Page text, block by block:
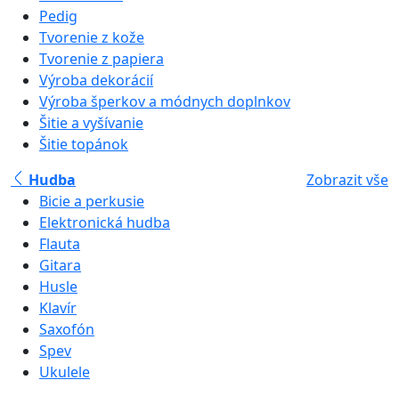
Pedig
Tvorenie z kože
Tvorenie z papiera
Výroba dekorácií
Výroba šperkov a módnych doplnkov
Šitie a vyšívanie
Šitie topánok
Hudba
Zobrazit vše
Bicie a perkusie
Elektronická hudba
Flauta
Gitara
Husle
Klavír
Saxofón
Spev
Ukulele